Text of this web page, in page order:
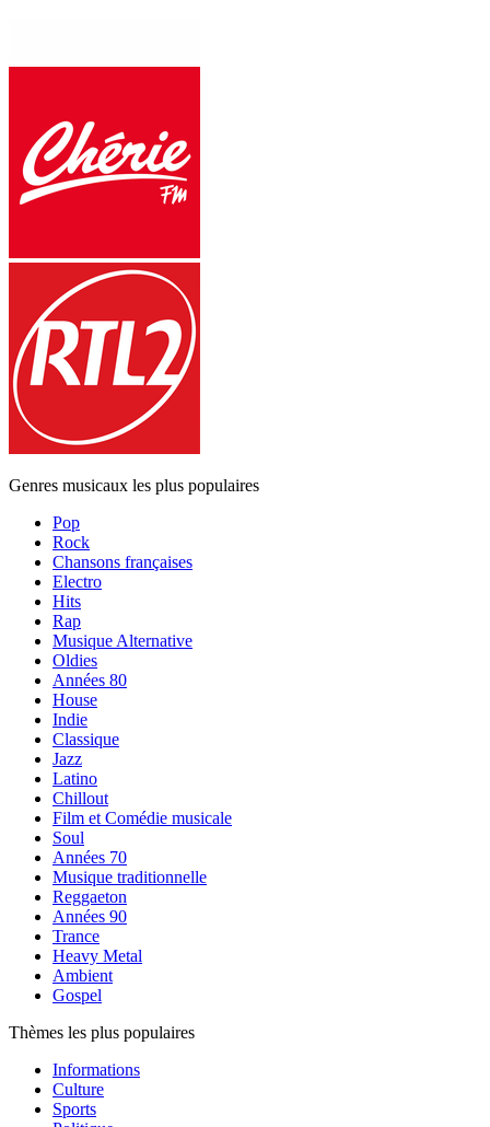
Genres musicaux les plus populaires
Pop
Rock
Chansons françaises
Electro
Hits
Rap
Musique Alternative
Oldies
Années 80
House
Indie
Classique
Jazz
Latino
Chillout
Film et Comédie musicale
Soul
Années 70
Musique traditionnelle
Reggaeton
Années 90
Trance
Heavy Metal
Ambient
Gospel
Thèmes les plus populaires
Informations
Culture
Sports